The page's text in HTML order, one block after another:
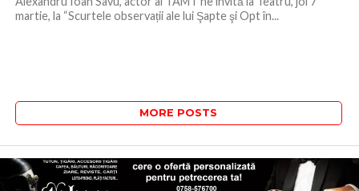
martie, la “Scurtele observații ale lui Şapte şi Opt în...
MORE POSTS